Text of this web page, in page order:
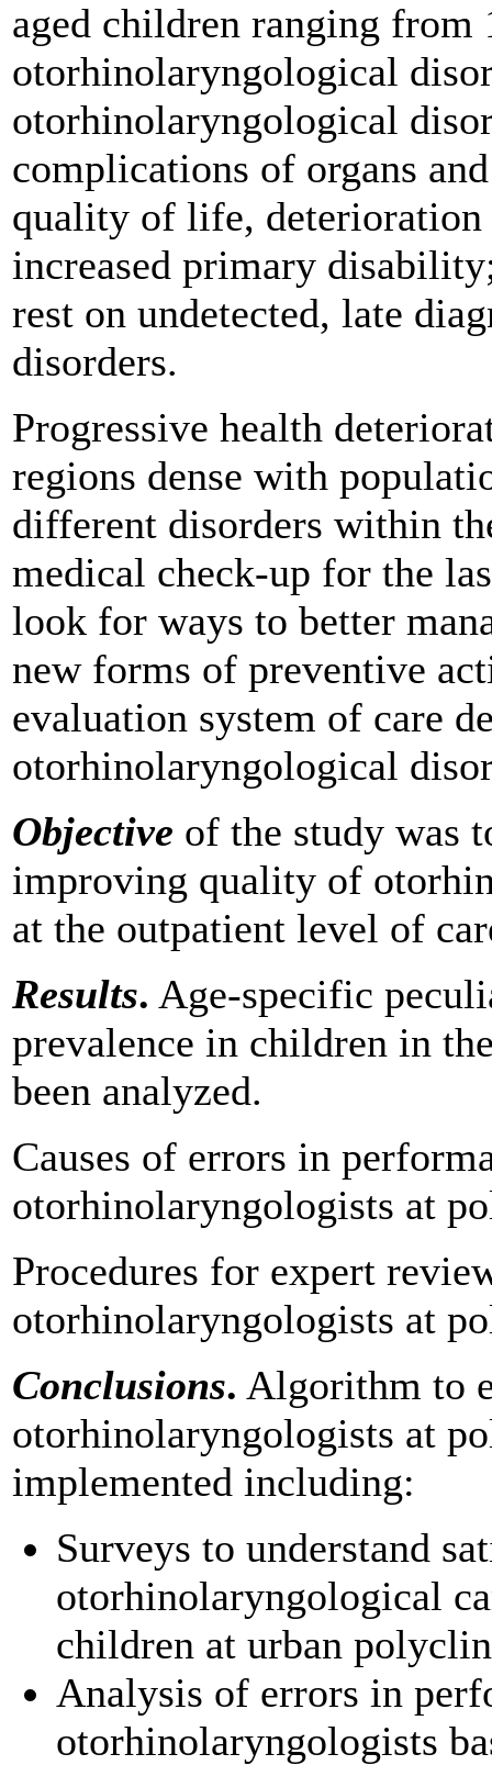
aged children ranging
otorhinolaryngological
otorhinolaryngological
complications of organs
quality of life,
increased primary
rest on undetected, late
disorders.
Progressive health
regions dense with
different disorders within
medical check-up for the
look for ways to better
new forms of preventive
evaluation system of care
otorhinolaryngological
Objective of the study was
improving quality of
at the outpatient level of
Results. Age-specific
prevalence in children in
been analyzed.
Causes of errors in
otorhinolaryngologists at
Procedures for expert
otorhinolaryngologists at
Conclusions. Algorithm to
otorhinolaryngologists at
implemented including:
Surveys to understand
otorhinolaryngological
children at urban
Analysis of errors in
otorhinolaryngologists